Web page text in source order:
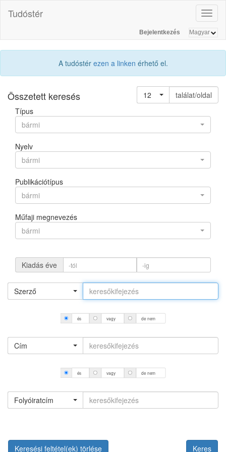
Tudóstér
Bejelentkezés
A tudóstér ezen a linken érhető el.
Összetett keresés 12
találat/oldal
Típus
bármi
Nyelv
bármi
Publikációtípus
bármi
Műfaji megnevezés
bármi
Kiadás éve
Szerző
és vagy de nem
Cím
és vagy de nem
Folyóiratcím
Keresési feltétel(ek) törlése